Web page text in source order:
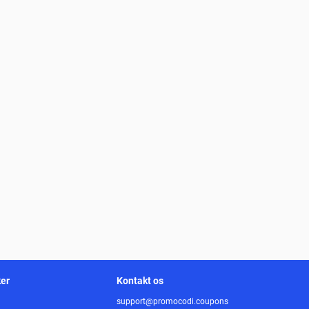
Kontakt os
support@promocodi.coupons